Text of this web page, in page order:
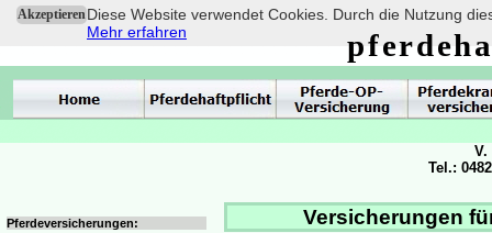
AkzeptierenDiese Website verwendet Cookies. Durch die Nutzung
Mehr erfahren
Versicherungen
Pferdeversicherungen:
V.
Tel.: